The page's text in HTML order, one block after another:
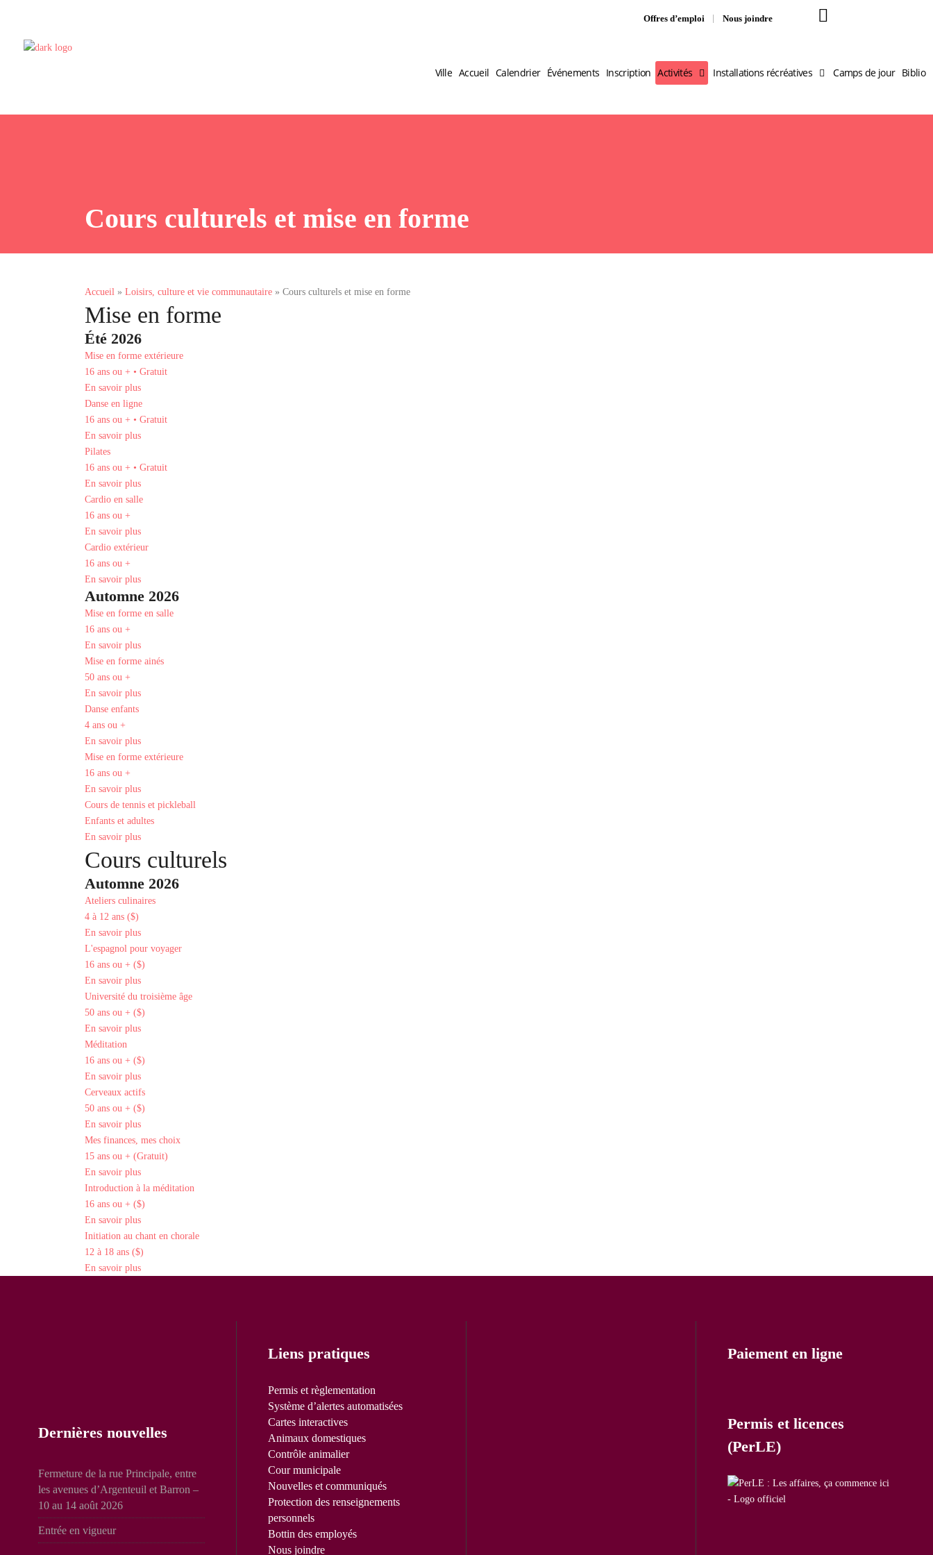
Offres d’emploi Nous joindre
Ville Accueil Calendrier Événements Inscription Activités Installations récréatives Camps de jour Biblio
Cours culturels et mise en forme
Accueil » Loisirs, culture et vie communautaire » Cours culturels et mise en forme
Mise en forme
Été 2026
Mise en forme extérieure
16 ans ou + • Gratuit
En savoir plus
Danse en ligne
16 ans ou + • Gratuit
En savoir plus
Pilates
16 ans ou + • Gratuit
En savoir plus
Cardio en salle
16 ans ou +
En savoir plus
Cardio extérieur
16 ans ou +
En savoir plus
Automne 2026
Mise en forme en salle
16 ans ou +
En savoir plus
Mise en forme ainés
50 ans ou +
En savoir plus
Danse enfants
4 ans ou +
En savoir plus
Mise en forme extérieure
16 ans ou +
En savoir plus
Cours de tennis et pickleball
Enfants et adultes
En savoir plus
Cours culturels
Automne 2026
Ateliers culinaires
4 à 12 ans ($)
En savoir plus
L'espagnol pour voyager
16 ans ou + ($)
En savoir plus
Université du troisième âge
50 ans ou + ($)
En savoir plus
Méditation
16 ans ou + ($)
En savoir plus
Cerveaux actifs
50 ans ou + ($)
En savoir plus
Mes finances, mes choix
15 ans ou + (Gratuit)
En savoir plus
Introduction à la méditation
16 ans ou + ($)
En savoir plus
Initiation au chant en chorale
12 à 18 ans ($)
En savoir plus
Dernières nouvelles
Fermeture de la rue Principale, entre
les avenues d’Argenteuil et Barron –
10 au 14 août 2026
Entrée en vigueur
Liens pratiques
Permis et règlementation
Système d’alertes automatisées
Cartes interactives
Animaux domestiques
Contrôle animalier
Cour municipale
Nouvelles et communiqués
Protection des renseignements
personnels
Bottin des employés
Nous joindre
Paiement en ligne
Permis et licences
(PerLE)